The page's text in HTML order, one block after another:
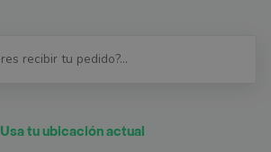
Usa tu ubicación actual